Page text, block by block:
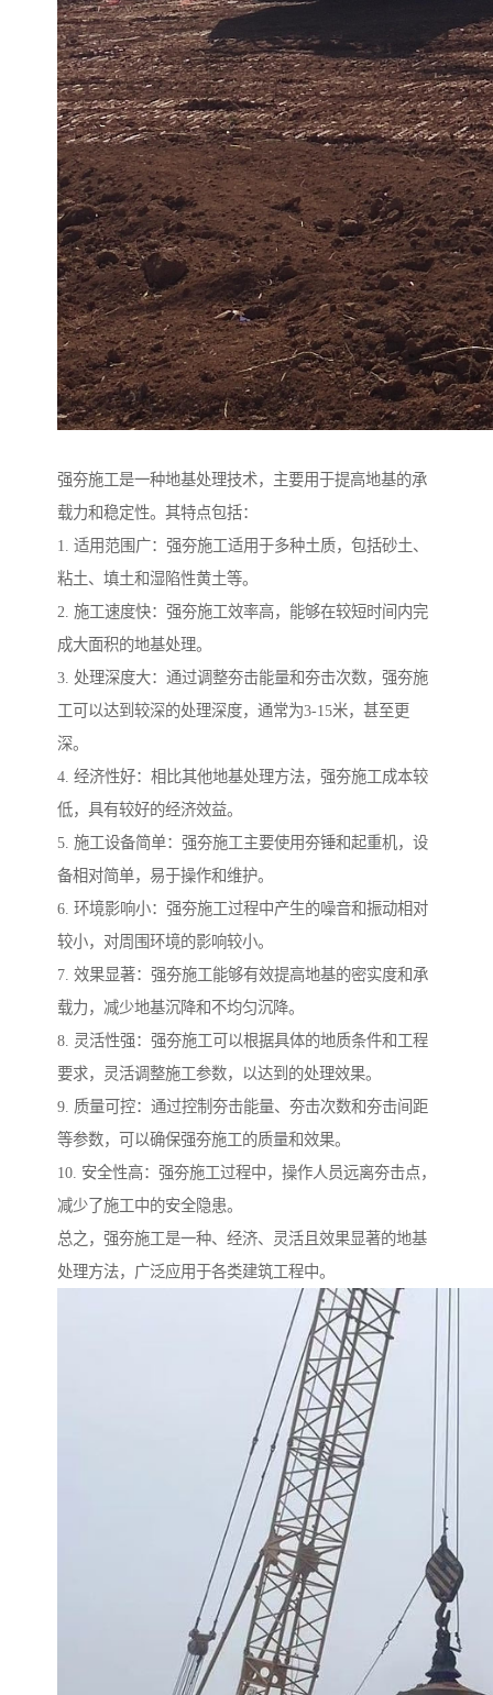
强夯施工是一种地基处理技术，主要用于提高地基的承
载力和稳定性。其特点包括：
1. 适用范围广：强夯施工适用于多种土质，包括砂土、
粘土、填土和湿陷性黄土等。
2. 施工速度快：强夯施工效率高，能够在较短时间内完
成大面积的地基处理。
3. 处理深度大：通过调整夯击能量和夯击次数，强夯施
工可以达到较深的处理深度，通常为3-15米，甚至更
深。
4. 经济性好：相比其他地基处理方法，强夯施工成本较
低，具有较好的经济效益。
5. 施工设备简单：强夯施工主要使用夯锤和起重机，设
备相对简单，易于操作和维护。
6. 环境影响小：强夯施工过程中产生的噪音和振动相对
较小，对周围环境的影响较小。
7. 效果显著：强夯施工能够有效提高地基的密实度和承
载力，减少地基沉降和不均匀沉降。
8. 灵活性强：强夯施工可以根据具体的地质条件和工程
要求，灵活调整施工参数，以达到的处理效果。
9. 质量可控：通过控制夯击能量、夯击次数和夯击间距
等参数，可以确保强夯施工的质量和效果。
10. 安全性高：强夯施工过程中，操作人员远离夯击点，
减少了施工中的安全隐患。
总之，强夯施工是一种、经济、灵活且效果显著的地基
处理方法，广泛应用于各类建筑工程中。